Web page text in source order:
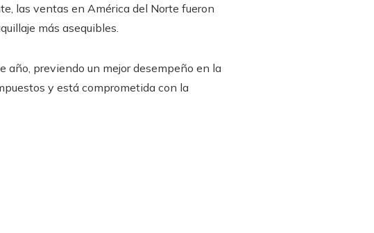
las ventas en América del Norte fueron
más asequibles.
año, previendo un mejor desempeño en la
y está comprometida con la